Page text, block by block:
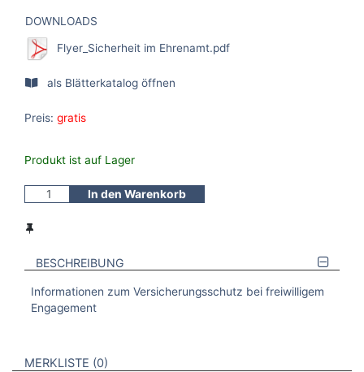
DOWNLOADS
Flyer_Sicherheit im Ehrenamt.pdf
als Blätterkatalog öffnen
Preis: gratis
Produkt ist auf Lager
In den Warenkorb
BESCHREIBUNG
Informationen zum Versicherungsschutz bei freiwilligem
Engagement
VERWEISE AUF VERMERKTE- ODER ZULETZT ANGESEHENE
MERKLISTE 0 BROSCHÜREN